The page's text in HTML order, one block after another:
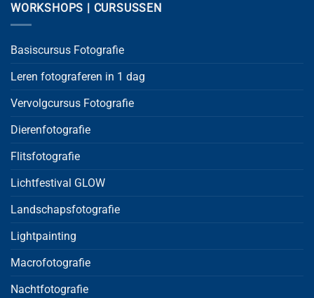
WORKSHOPS | CURSUSSEN
Basiscursus Fotografie
Leren fotograferen in 1 dag
Vervolgcursus Fotografie
Dierenfotografie
Flitsfotografie
Lichtfestival GLOW
Landschapsfotografie
Lightpainting
Macrofotografie
Nachtfotografie